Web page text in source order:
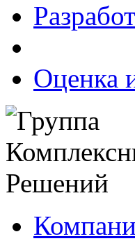
Оценка